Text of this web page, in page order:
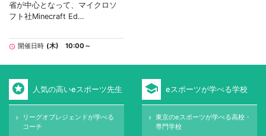
省が中心となって、マイクロソ
フト社Minecraft Ed…
schedule 開催日時 (木) 10:00～
stars 人気の高いeスポーツ先生
keyboard_arrow_right
リーグオブレジェンドが学べる
コーチ
school eスポーツが学べる学校
keyboard_arrow_right
東京のeスポーツが学べる高校・
専門学校